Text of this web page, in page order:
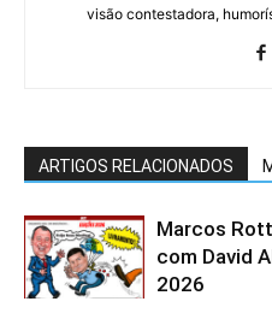
visão contestadora,
ARTIGOS RELACIONADOS
Marcos
com David
2026